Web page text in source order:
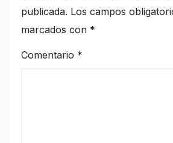
publicada. Los campos
marcados con *
Comentario *